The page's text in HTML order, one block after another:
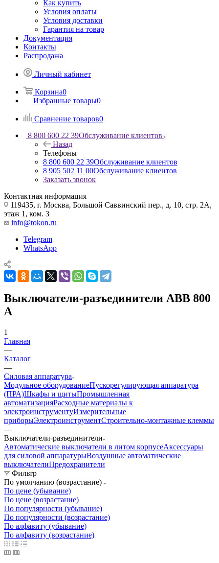
Как купить
Условия оплаты
Условия доставки
Гарантия на товар
Документация
Контакты
Распродажа
Личный кабинет
Корзина0
Избранные товары0
Сравнение товаров0
8 800 600 22 39Обслуживание клиентов
Назад
Телефоны
8 800 600 22 39Обслуживание клиентов
8 905 502 11 00Обслуживание клиентов
Заказать звонок
Контактная информация
119435, г. Москва, Большой Саввинский пер., д. 10, стр. 2А,
этаж 1, ком. 3
info@tokon.ru
Telegram
WhatsApp
Выключатели-разъединители ABB 800
A
1
Главная
—
Каталог
—
Силовая аппаратура
Модульное оборудованиеПускорегулирующая аппаратура
(ПРА)Шкафы и щитыПромышленная
автоматизацияРасходные материалы к
электроинструментуИзмерительные
приборыЭлектроинструментСтроительно-монтажные клеммы
—
Выключатели-разъединители
Автоматические выключатели в литом корпусеАксессуары
для силовой аппаратурыВоздушные автоматические
выключателиПредохранители
Фильтр
По умолчанию (возрастание)
По цене (убывание)
По цене (возрастание)
По популярности (убывание)
По популярности (возрастание)
По алфавиту (убывание)
По алфавиту (возрастание)